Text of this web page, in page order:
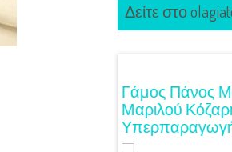
Δείτε στο
&
- Έρχεται
Αίγινα
Κόκκινο